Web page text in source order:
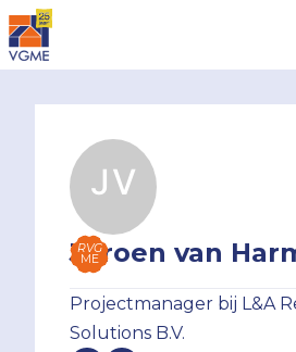
RVG
ME
Jeroen van
Projectmanager bij L&A
Solutions B.V.